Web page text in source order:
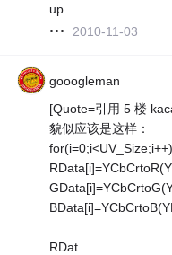
up.....
2010-11-03
gooogleman
[Quote=引用 5 楼
貌似应该是这样：
RDat……